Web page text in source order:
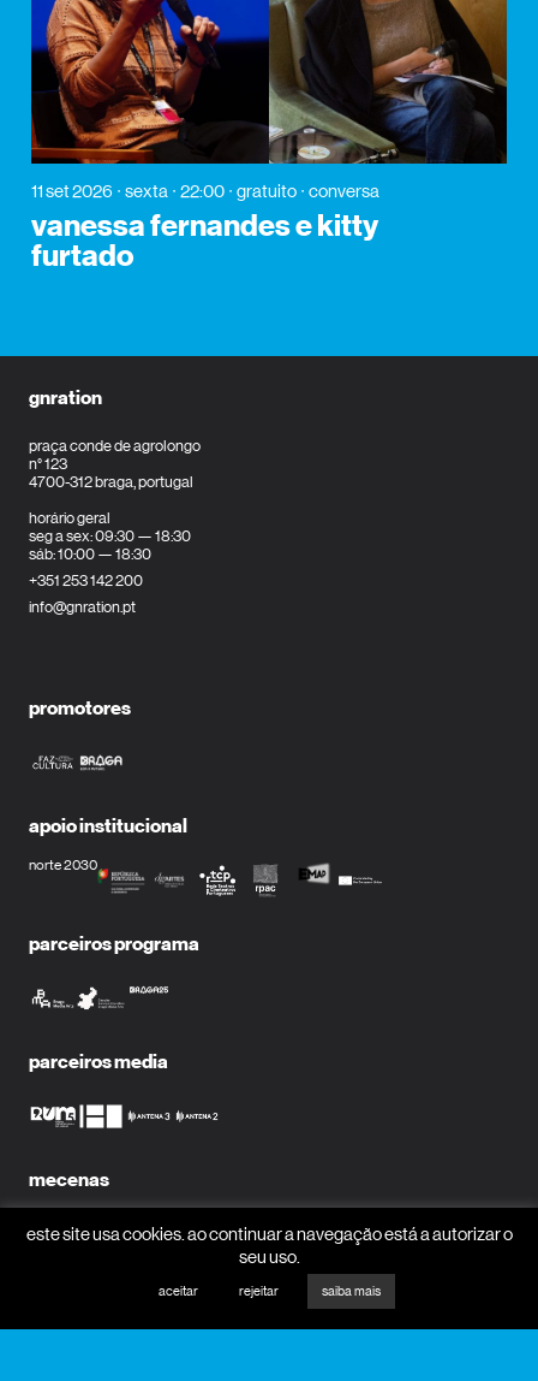
11 set 2026 sexta 22:00 gratuito conversa
vanessa fernandes e kitty
furtado
gnration
praça conde de agrolongo
n° 123
4700-312 braga, portugal
horário geral
seg a sex: 09:30 — 18:30
sáb: 10:00 — 18:30
+351 253 142 200
info@gnration.pt
promotores
apoio institucional
norte 2030
parceiros programa
parceiros media
mecenas
este site usa cookies. ao continuar a navegação está a autorizar o
seu uso.
aceitar rejeitar saiba mais